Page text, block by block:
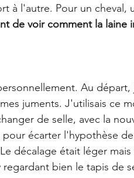
à l'autre. Pour un cheval,
de voir comment la laine
Au
juments. J'utilisais ce
de selle, avec la
écarter l'hypothèse
décalage était léger
bien le tapis de